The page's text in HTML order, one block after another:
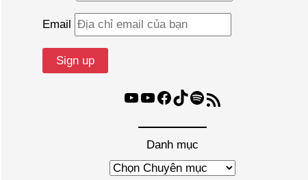
Email
Youtube
Youtube
Facebook
TikTok
Spotify
Nguồn cấp RSS
Danh mục